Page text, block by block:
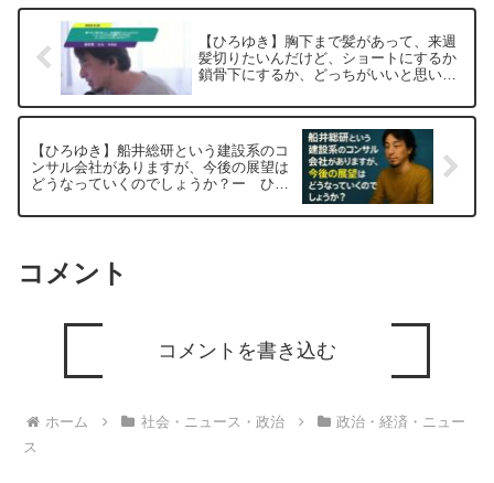
【ひろゆき】胸下まで髪があって、来週
髪切りたいんだけど、ショートにするか
鎖骨下にするか、どっちがいいと思いま
20250625
【ひろゆき】船井総研という建設系のコ
ンサル会社がありますが、今後の展望は
どうなっていくのでしょうか？ー ひろ
コメント
コメントを書き込む
ホーム 社会・ニュース・政治
政治・経済・ニュー
ス